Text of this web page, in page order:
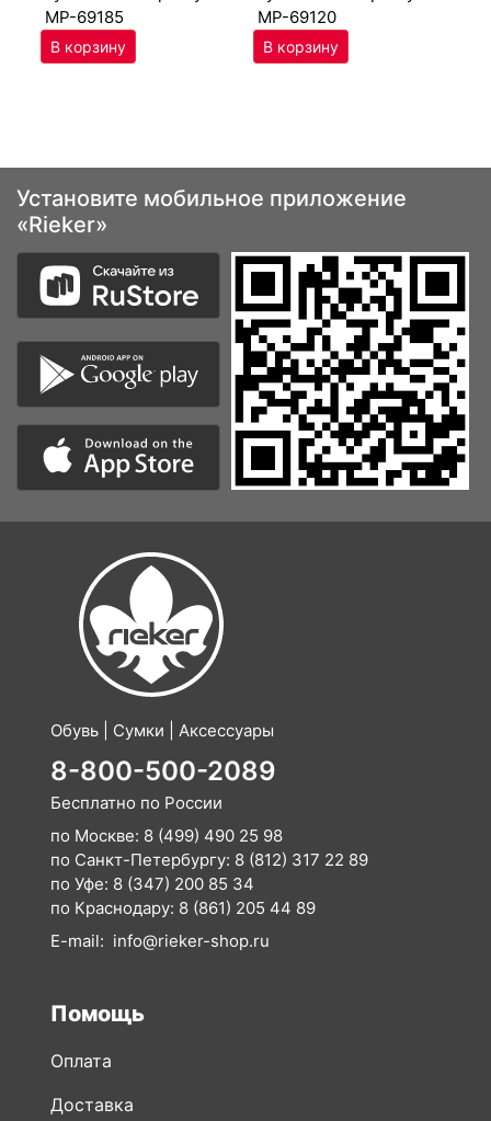
MP-69185
MP-69120
Установите мобильное приложение
«Rieker»
Обувь | Сумки | Аксессуары
8-800-500-2089
Бесплатно по России
по Москве: 8 (499) 490 25 98
по Санкт-Петербургу: 8 (812) 317 22 89
по Уфе: 8 (347) 200 85 34
по Краснодару: 8 (861) 205 44 89
E-mail: info@rieker-shop.ru
Помощь
Оплата
Доставка